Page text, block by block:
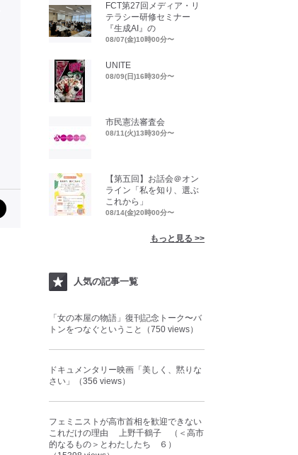
FCT第27回メディア・リ
テラシー研修セミナー
『生成AI』の
08/07(金)10時00分〜
UNITE
08/09(日)16時30分〜
市民憲法審査会
08/11(火)13時30分〜
【第五回】お話会＠オン
ライン「私を知り、選ぶ
これから」
08/14(金)20時00分〜
もっと見る >>
人気の記事一覧
「女の本屋の物語」復刊記念トーク〜バ
トンをつなぐということ（750 views）
ドキュメンタリー映画「美しく、黙りな
さい」（356 views）
フェミニストが高市首相を歓迎できない
これだけの理由 上野千鶴子 （＜高市
的なるもの＞とわたしたち ６）